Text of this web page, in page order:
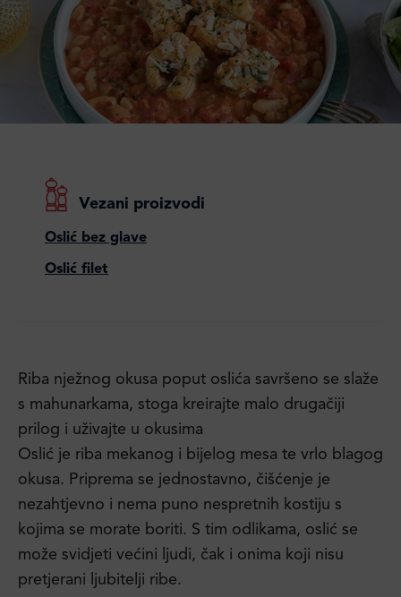
Vezani proizvodi
Oslić bez glave
Oslić filet
Riba nježnog okusa poput oslića savršeno se slaže
s mahunarkama, stoga kreirajte malo drugačiji
prilog i uživajte u okusima
Oslić je riba mekanog i bijelog mesa te vrlo blagog
okusa. Priprema se jednostavno, čišćenje je
nezahtjevno i nema puno nespretnih kostiju s
kojima se morate boriti. S tim odlikama, oslić se
može svidjeti većini ljudi, čak i onima koji nisu
pretjerani ljubitelji ribe.